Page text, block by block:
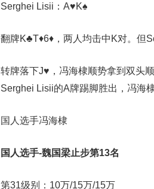
Serghei Lisii：A♥K♠
翻牌K♣T♦6♦，两人均击中K对。但
转牌落下J♥️，冯海棣顺势拿到双头
Serghei Lisii的A牌踢脚胜出，冯海
国人选手冯海棣
国人选手-魏国梁止步第13名
第31级别：10万/15万/15万